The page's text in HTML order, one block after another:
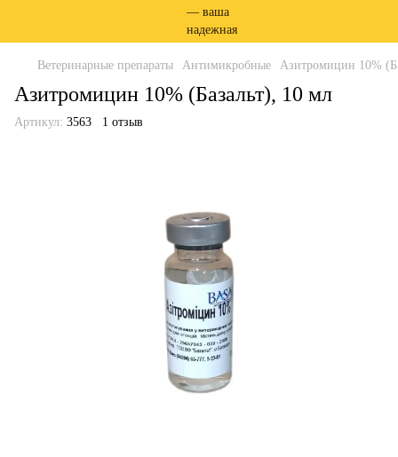
Ветеринарные препараты Антимикробные Азитромицин 10%
Азитромицин 10% (Базальт), 10 мл
Артикул: 3563 1 отзыв